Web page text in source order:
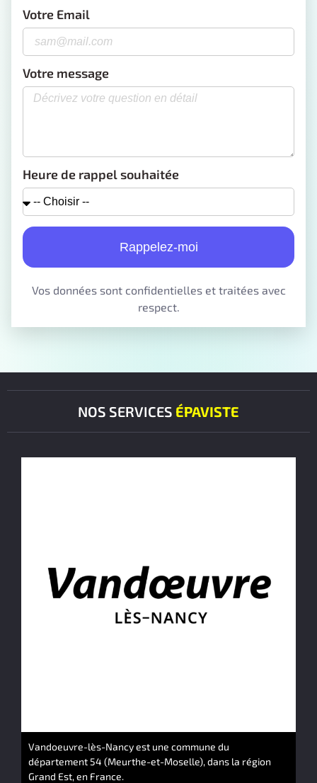
Votre Email
Votre message
Heure de rappel souhaitée
Rappelez-moi
Vos données sont confidentielles et traitées avec
respect.
NOS SERVICES ÉPAVISTE
Vandoeuvre-lès-Nancy est une commune du
département 54 (Meurthe-et-Moselle), dans la région
Grand Est, en France.